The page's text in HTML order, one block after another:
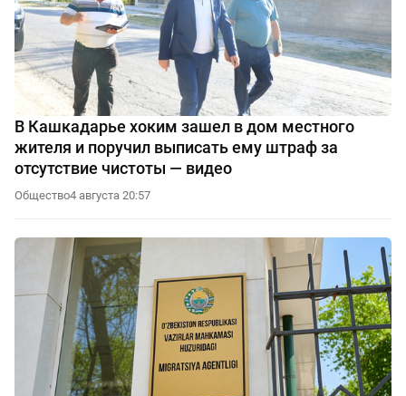
В Кашкадарье хоким зашел в дом местного
жителя и поручил выписать ему штраф за
отсутствие чистоты — видео
Общество4 августа 20:57